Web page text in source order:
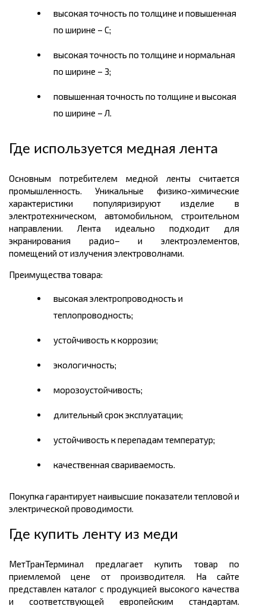
высокая точность по толщине и повышенная
по ширине – С;
высокая точность по толщине и нормальная
по ширине – З;
повышенная точность по толщине и высокая
по ширине – Л.
Где используется медная лента
Основным потребителем медной ленты считается
промышленность. Уникальные физико-химические
характеристики популяризируют изделие в
электротехническом, автомобильном, строительном
направлении. Лента идеально подходит для
экранирования радио– и электроэлементов,
помещений от излучения электроволнами.
Преимущества товара:
высокая электропроводность и
теплопроводность;
устойчивость к коррозии;
экологичность;
морозоустойчивость;
длительный срок эксплуатации;
устойчивость к перепадам температур;
качественная свариваемость.
Покупка гарантирует наивысшие показатели тепловой и
электрической проводимости.
Где купить ленту из меди
МетТранТерминал предлагает купить товар по
приемлемой цене от производителя. На сайте
представлен каталог с продукцией высокого качества
и соответствующей европейским стандартам.